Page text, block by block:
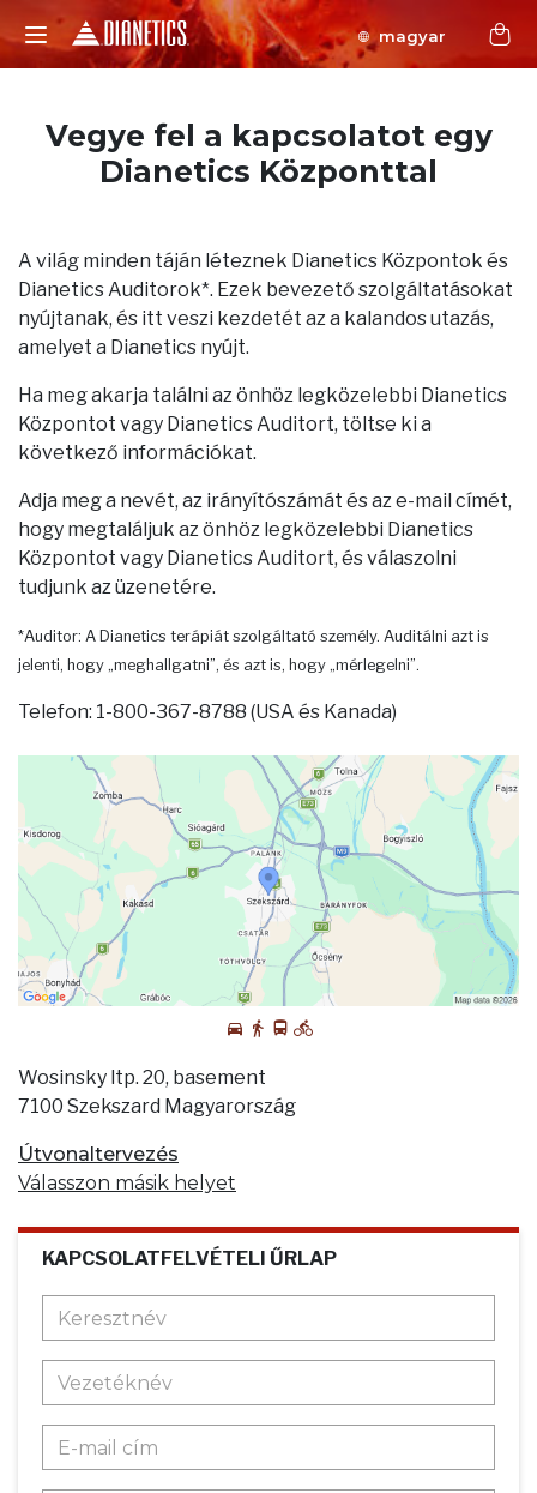
magyar
Vegye fel a kapcsolatot egy
Dianetics Központtal
A világ minden táján léteznek Dianetics Központok és
Dianetics Auditorok*. Ezek bevezető szolgáltatásokat
nyújtanak, és itt veszi kezdetét az a kalandos utazás,
amelyet a Dianetics nyújt.
Ha meg akarja találni az önhöz legközelebbi Dianetics
Központot vagy Dianetics Auditort, töltse ki a
következő információkat.
Adja meg a nevét, az irányítószámát és az e-mail címét,
hogy megtaláljuk az önhöz legközelebbi Dianetics
Központot vagy Dianetics Auditort, és válaszolni
tudjunk az üzenetére.
*Auditor: A Dianetics terápiát szolgáltató személy. Auditálni azt is
jelenti, hogy „meghallgatni”, és azt is, hogy „mérlegelni”.
Telefon: 1-800-367-8788 (USA és Kanada)
Wosinsky ltp. 20, basement
7100 Szekszard Magyarország
Útvonaltervezés
Válasszon másik helyet
KAPCSOLATFELVÉTELI ŰRLAP